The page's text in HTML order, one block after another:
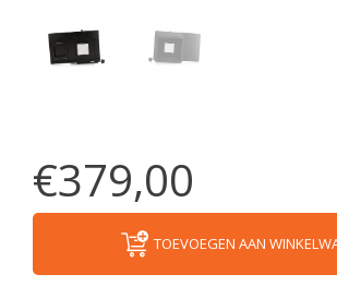
€379,00
TOEVOEGEN AAN